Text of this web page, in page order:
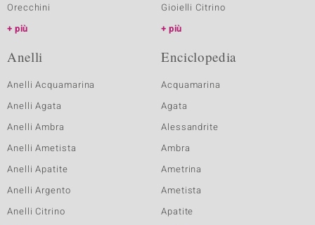
Orecchini
più
Gioielli Citrino
più
Anelli
Anelli Acquamarina
Anelli Agata
Anelli Ambra
Anelli Ametista
Anelli Apatite
Anelli Argento
Anelli Citrino
Enciclopedia
Acquamarina
Agata
Alessandrite
Ambra
Ametrina
Ametista
Apatite